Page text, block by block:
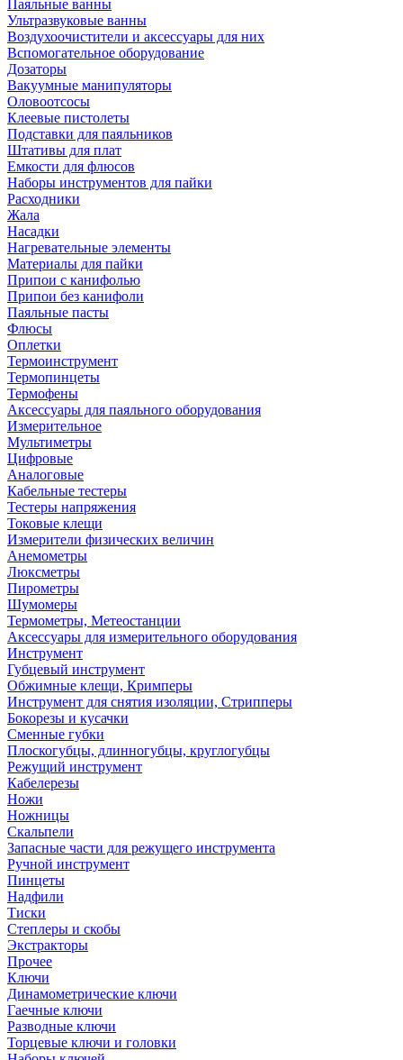
Паяльные ванны
Ультразвуковые ванны
Воздухоочистители и аксессуары для них
Вспомогательное оборудование
Дозаторы
Вакуумные манипуляторы
Оловоотсосы
Клеевые пистолеты
Подставки для паяльников
Штативы для плат
Емкости для флюсов
Наборы инструментов для пайки
Расходники
Жала
Насадки
Нагревательные элементы
Материалы для пайки
Припои с канифолью
Припои без канифоли
Паяльные пасты
Флюсы
Оплетки
Термоинструмент
Термопинцеты
Термофены
Аксессуары для паяльного оборудования
Измерительное
Мультиметры
Цифровые
Аналоговые
Кабельные тестеры
Тестеры напряжения
Токовые клещи
Измерители физических величин
Анемометры
Люксметры
Пирометры
Шумомеры
Термометры, Метеостанции
Аксессуары для измерительного оборудования
Инструмент
Губцевый инструмент
Обжимные клещи, Кримперы
Инструмент для снятия изоляции, Стрипперы
Бокорезы и кусачки
Сменные губки
Плоскогубцы, длинногубцы, круглогубцы
Режущий инструмент
Кабелерезы
Ножи
Ножницы
Скальпели
Запасные части для режущего инструмента
Ручной инструмент
Пинцеты
Надфили
Тиски
Степлеры и скобы
Экстракторы
Прочее
Ключи
Динамометрические ключи
Гаечные ключи
Разводные ключи
Торцевые ключи и головки